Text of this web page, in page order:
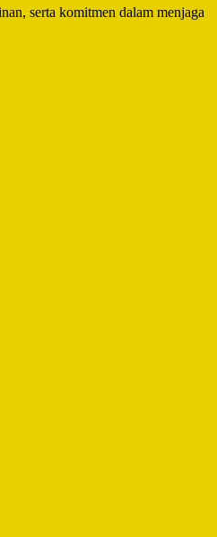
serta komitmen dalam menjaga